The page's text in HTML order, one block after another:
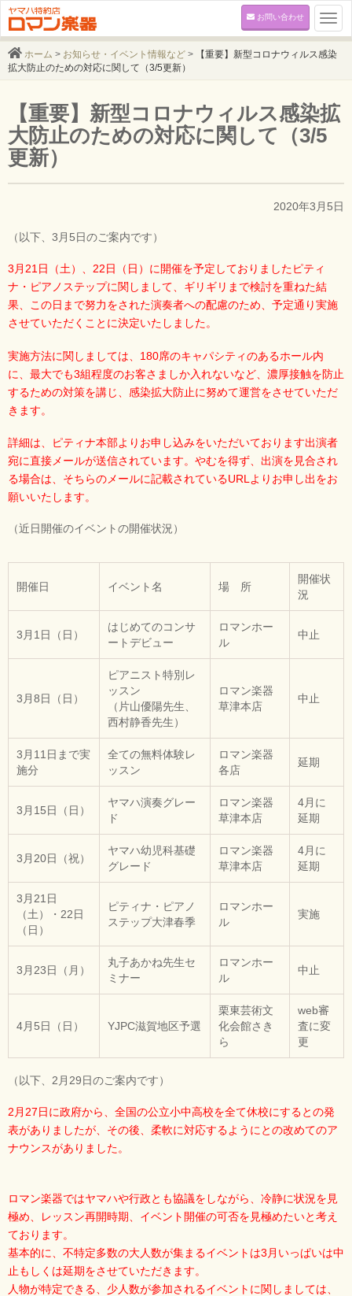
お問い合わせ
ホーム > お知らせ・イベント情報など >
【重要】新型コロナウィルス感染
拡大防止のための対応に関して（3/5更新）
【重要】新型コロナウィルス感染拡
大防止のための対応に関して（3/5
更新）
2020年3月5日
（以下、3月5日のご案内です）
3月21日（土）、22日（日）に開催を予定しておりましたピティ
ナ・ピアノステップに関しまして、ギリギリまで検討を重ねた結
果、この日まで努力をされた演奏者への配慮のため、予定通り実施
させていただくことに決定いたしました。
実施方法に関しましては、180席のキャパシティのあるホール内
に、最大でも3組程度のお客さましか入れないなど、濃厚接触を防止
するための対策を講じ、感染拡大防止に努めて運営をさせていただ
きます。
詳細は、ピティナ本部よりお申し込みをいただいております出演者
宛に直接メールが送信されています。やむを得ず、出演を見合され
る場合は、そちらのメールに記載されているURLよりお申し出をお
願いいたします。
（近日開催のイベントの開催状況）
開催日 イベント名 場 所
開催状
況
3月1日（日）
はじめてのコンサ
ートデビュー
ロマンホー
ル
中止
3月8日（日）
ピアニスト特別レ
ッスン
（片山優陽先生、
西村静香先生）
ロマン楽器
草津本店
中止
3月11日まで実
施分
全ての無料体験レ
ッスン
ロマン楽器
各店
延期
3月15日（日）
ヤマハ演奏グレー
ド
ロマン楽器
草津本店
4月に
延期
3月20日（祝）
ヤマハ幼児科基礎
グレード
ロマン楽器
草津本店
4月に
延期
3月21日
（土）・22日
（日）
ピティナ・ピアノ
ステップ大津春季
ロマンホー
ル
実施
3月23日（月）
丸子あかね先生セ
ミナー
ロマンホー
ル
中止
4月5日（日） YJPC滋賀地区予選
栗東芸術文
化会館さき
ら
web審
査に変
更
（以下、2月29日のご案内です）
2月27日に政府から、全国の公立小中高校を全て休校にするとの発
表がありましたが、その後、柔軟に対応するようにとの改めてのア
ナウンスがありました。
ロマン楽器ではヤマハや行政とも協議をしながら、冷静に状況を見
極め、レッスン再開時期、イベント開催の可否を見極めたいと考え
ております。
基本的に、不特定多数の大人数が集まるイベントは3月いっぱいは中
止もしくは延期をさせていただきます。
人物が特定できる、少人数が参加されるイベントに関しましては、